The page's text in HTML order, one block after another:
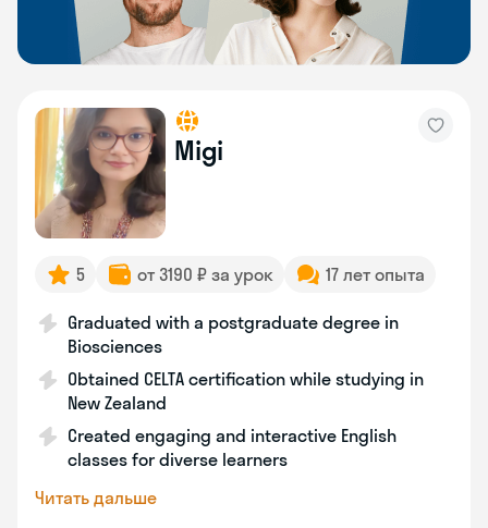
Migi
5 от 3190 ₽ за урок 17 лет опыта
Graduated with a postgraduate degree in
Biosciences
Obtained CELTA certification while studying in
New Zealand
Created engaging and interactive English
classes for diverse learners
Читать дальше